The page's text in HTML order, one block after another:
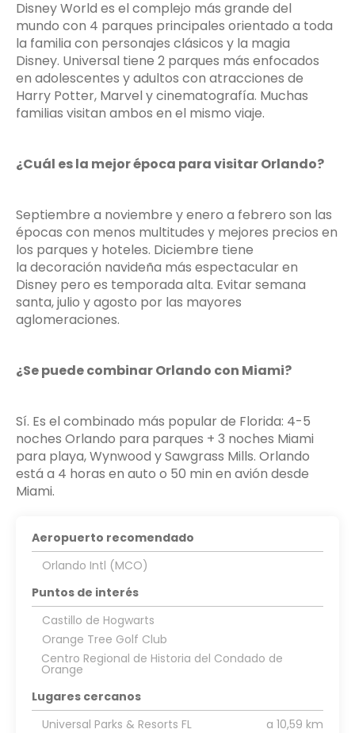
Disney World es el complejo más grande del
mundo con 4 parques principales orientado a toda
la familia con personajes clásicos y la magia
Disney. Universal tiene 2 parques más enfocados
en adolescentes y adultos con atracciones de
Harry Potter, Marvel y cinematografía. Muchas
familias visitan ambos en el mismo viaje.
¿Cuál es la mejor época para visitar Orlando?
Septiembre a noviembre y enero a febrero son las
épocas con menos multitudes y mejores precios en
los parques y hoteles. Diciembre tiene
la decoración navideña más espectacular en
Disney pero es temporada alta. Evitar semana
santa, julio y agosto por las mayores
aglomeraciones.
¿Se puede combinar Orlando con Miami?
Sí. Es el combinado más popular de Florida: 4-5
noches Orlando para parques + 3 noches Miami
para playa, Wynwood y Sawgrass Mills. Orlando
está a 4 horas en auto o 50 min en avión desde
Miami.
Aeropuerto recomendado
Orlando Intl (MCO)
Puntos de interés
Castillo de Hogwarts
Orange Tree Golf Club
Centro Regional de Historia del Condado de
Orange
Lugares cercanos
Universal Parks & Resorts FL
a 10,59 km